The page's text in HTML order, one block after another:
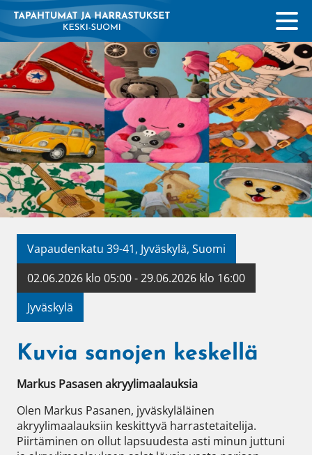
Vapaudenkatu 39-41, Jyväskylä, Suomi
02.06.2026 klo 05:00 - 29.06.2026 klo 16:00
Jyväskylä
Kuvia sanojen keskellä
Markus Pasasen akryylimaalauksia
Olen Markus Pasanen, jyväskyläläinen
akryylimaalauksiin keskittyvä harrastetaitelija.
Piirtäminen on ollut lapsuudesta asti minun juttuni